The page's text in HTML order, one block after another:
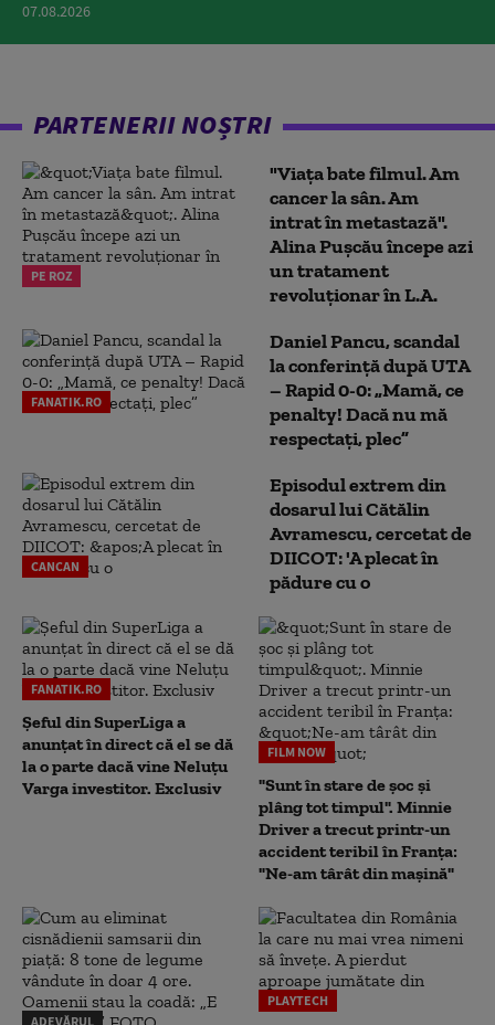
07.08.2026
PARTENERII NOȘTRI
PE ROZ
"Viața bate filmul. Am
cancer la sân. Am
intrat în metastază".
Alina Pușcău începe azi
un tratament
revoluționar în L.A.
FANATIK.RO
Daniel Pancu, scandal
la conferință după UTA
– Rapid 0-0: „Mamă, ce
penalty! Dacă nu mă
respectați, plec”
CANCAN
Episodul extrem din
dosarul lui Cătălin
Avramescu, cercetat de
DIICOT: 'A plecat în
pădure cu o
FANATIK.RO
Șeful din SuperLiga a
anunțat în direct că el se dă
la o parte dacă vine Neluțu
Varga investitor. Exclusiv
FILM NOW
"Sunt în stare de șoc și
plâng tot timpul". Minnie
Driver a trecut printr-un
accident teribil în Franța:
"Ne-am târât din mașină"
ADEVĂRUL
PLAYTECH